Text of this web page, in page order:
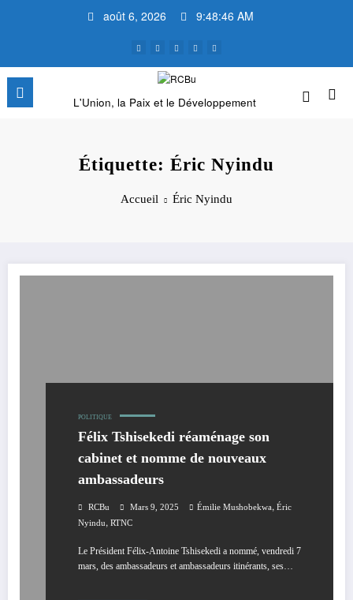
août 6, 2026 9:48:47 AM
L'Union, la Paix et le Développement
Étiquette: Éric Nyindu
Accueil Éric Nyindu
POLITIQUE
Félix Tshisekedi réaménage son
cabinet et nomme de nouveaux
ambassadeurs
RCBu Mars 9, 2025 Émilie Mushobekwa, Éric
Nyindu, RTNC
Le Président Félix-Antoine Tshisekedi a nommé, vendredi 7
mars, des ambassadeurs et ambassadeurs itinérants, ses…